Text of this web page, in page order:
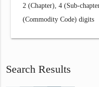
2 (Chapter), 4 (Sub-
(Commodity Code) digits
Search Results